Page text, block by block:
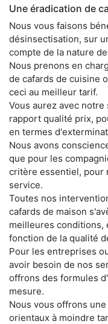
Une éradication de
Nous vous faisons
désinsectisation, sur
compte de la nature
Nous prenons en
de cafards de cuisine
ceci au meilleur tarif.
Vous aurez avec
rapport qualité prix,
en termes
Nous avons
que pour les
critère essentiel, pour
service.
Toutes nos
cafards de maison
meilleures conditions,
fonction de la qualité
Pour les entreprises
avoir besoin de nos
offrons des formules
mesure.
Nous vous offrons
orientaux à moindre